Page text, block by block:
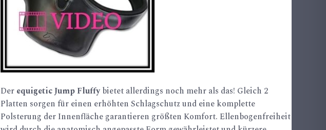
Der equigetic Jump Fluffybietet allerdings noch mehr als das! Gleich 2
Platten sorgen für einen erhöhten Schlagschutz und eine komplette
Polsterung der Innenfläche garantieren größten Komfort. Ellenbogenfreiheit